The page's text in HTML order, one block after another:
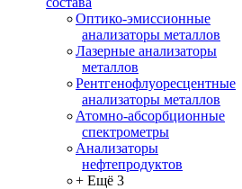
Оптико-эмиссионные
анализаторы металлов
Лазерные анализаторы
металлов
Рентгенофлуоресцентные
анализаторы металлов
Атомно-абсорбционные
спектрометры
Анализаторы
нефтепродуктов
+ Ещё 3